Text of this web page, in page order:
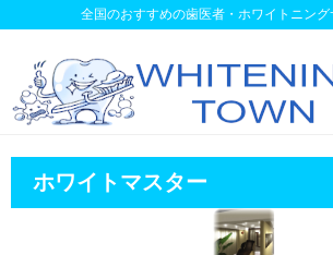
全国のおすすめの歯医者・ホワイトニング
ホワイトマスター